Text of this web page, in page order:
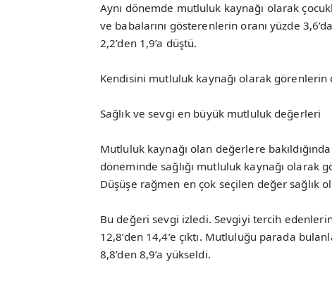
Aynı dönemde mutluluk kaynağı olarak
ve babalarını gösterenlerin oranı yüzde
2,2’den 1,9’a düştü.
Kendisini mutluluk kaynağı olarak
Sağlık ve sevgi en büyük mutluluk değerleri
Mutluluk kaynağı olan değerlere
döneminde sağlığı mutluluk kaynağı olarak
Düşüşe rağmen en çok seçilen değer sağlık
Bu değeri sevgi izledi. Sevgiyi tercih
12,8’den 14,4’e çıktı. Mutluluğu parada
8,8’den 8,9’a yükseldi.